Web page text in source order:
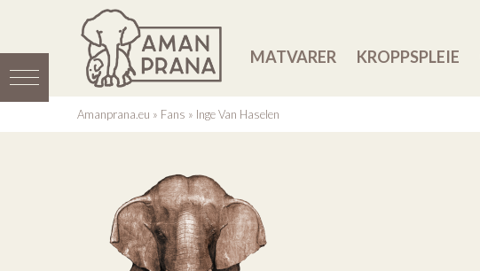
MATVARER KROPPSPLEIE
Amanprana.eu » Fans » Inge Van Haselen